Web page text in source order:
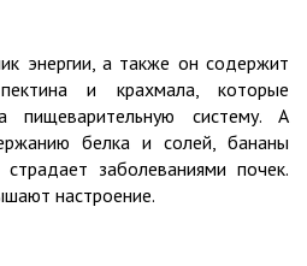
энергии, а также он содержит
и крахмала, которые
пищеварительную систему. А
белка и солей, бананы
заболеваниями почек.
настроение.